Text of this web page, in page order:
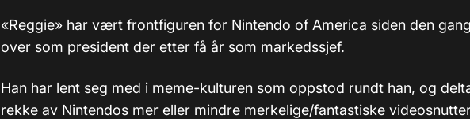
«Reggie» har vært frontfiguren for Nintendo of America siden den
over som president der etter få år som markedssjef.
Han har lent seg med i meme-kulturen som oppstod rundt han, og
rekke av Nintendos mer eller mindre merkelige/fantastiske